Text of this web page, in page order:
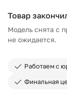
Товар
Модель снята с
не ожидается.
Работаем с
Финальная